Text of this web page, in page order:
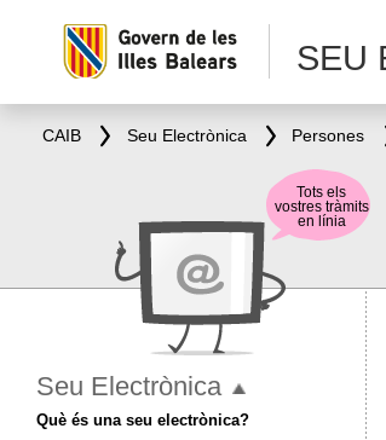
SEU
CAIB Seu Electrònica Persones
Tots els
vostres tràmits
en línia
Seu Electrònica
Què és una seu electrònica?